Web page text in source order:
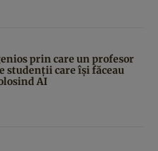
prin care un profesor
studenții care își făceau
AI